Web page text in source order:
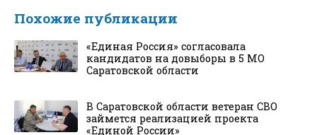
Похожие публикации
«Единая Россия» согласовала
кандидатов на довыборы в 5 МО
Саратовской области
В Саратовской области ветеран СВО
займется реализацией проекта
«Единой России»